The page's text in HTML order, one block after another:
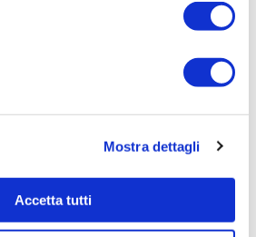
Mostra dettagli
Accetta tutti